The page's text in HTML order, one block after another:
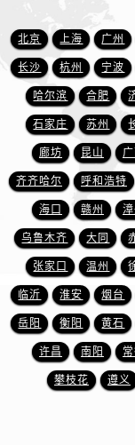
北京 上海 广州
长沙 杭州 宁波
哈尔滨 合肥
石家庄 苏州
廊坊 昆山
齐齐哈尔 呼和浩特
海口 赣州 漳
乌鲁木齐 大同
张家口 温州
临沂 淮安 烟台
岳阳 衡阳 黄石
许昌 南阳
攀枝花 遵义